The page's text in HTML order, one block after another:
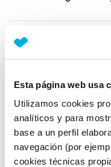
Esta página web usa
Utilizamos cookies
analíticos y para
base a un perfil
navegación (por
cookies técnicas
Faros de cruce LED
Luz diurna LED